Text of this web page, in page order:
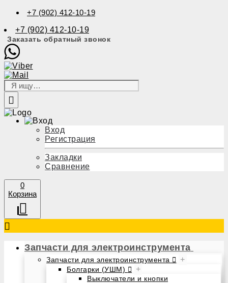
+7 (902) 412-10-19
+7 (902) 412-10-19
Заказать обратный звонок
Вход
Регистрация
Закладки
Сравнение
0
Корзина
Запчасти для электроинструмента
Запчасти для электроинструмента +
Болгарки (УШМ) +
Выключатели и кнопки